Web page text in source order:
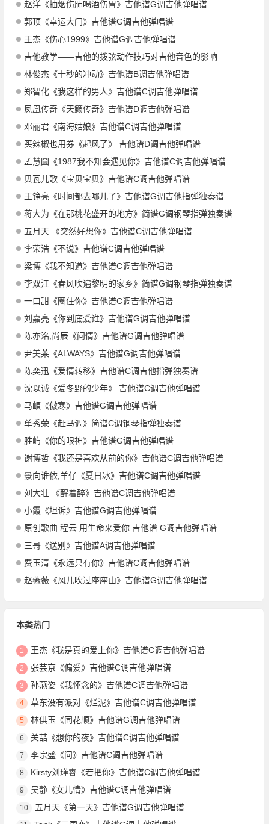
赵洋《抽烟伤肺喝酒伤胃》吉他谱G调吉他弹唱谱
郭顶《幸运大门》吉他谱G调吉他弹唱谱
王杰《伤心1999》吉他谱G调吉他弹唱谱
吉他教学——吉他的拨弦动作技巧对吉他音色的影响
林俊杰《十秒的冲动》吉他谱B调吉他弹唱谱
郑智化《我这样的男人》吉他谱C调吉他弹唱谱
凤凰传奇《天籁传奇》吉他谱D调吉他弹唱谱
邓丽君《南海姑娘》吉他谱C调吉他弹唱谱
买辣椒也用券《起风了》 吉他谱D调吉他弹唱谱
孟慧圆《1987我不知会遇见你》吉他谱C调吉他弹唱谱
贝瓦儿歌《宝贝宝贝》吉他谱C调吉他弹唱谱
王铮亮《时间都去哪儿了》吉他谱G调吉他指弹独奏谱
蒋大为《在那桃花盛开的地方》简谱G调钢琴指弹独奏谱
五月天 《突然好想你》吉他谱C调吉他弹唱谱
李荣浩《不说》吉他谱C调吉他弹唱谱
梁博《我不知道》吉他谱C调吉他弹唱谱
李双江《春风吹遍黎明的家乡》简谱G调钢琴指弹独奏谱
一口甜《圈住你》吉他谱C调吉他弹唱谱
刘嘉亮《你到底爱谁》吉他谱G调吉他弹唱谱
陈亦洺,尚辰《问情》吉他谱G调吉他弹唱谱
尹美莱《ALWAYS》吉他谱G调吉他弹唱谱
陈奕迅《爱情转移》吉他谱C调吉他指弹独奏谱
沈以诚《爱冬野的少年》 吉他谱C调吉他弹唱谱
马頔《傲寒》吉他谱G调吉他弹唱谱
单秀荣《赶马调》简谱C调钢琴指弹独奏谱
胜屿《你的眼神》吉他谱G调吉他弹唱谱
谢博哲《我还是喜欢从前的你》吉他谱C调吉他弹唱谱
景向谁依,羊仔《夏日冰》吉他谱C调吉他弹唱谱
刘大壮 《醒着醉》吉他谱C调吉他弹唱谱
小霞《坦诉》吉他谱G调吉他弹唱谱
原创歌曲 程云 用生命来爱你 吉他谱 G调吉他弹唱谱
三哥《送别》吉他谱A调吉他弹唱谱
费玉清《永远只有你》吉他谱C调吉他弹唱谱
赵薇薇《风儿吹过座座山》吉他谱G调吉他弹唱谱
本类热门
1 王杰《我是真的爱上你》吉他谱C调吉他弹唱谱
2 张芸京《偏爱》吉他谱C调吉他弹唱谱
3 孙燕姿《我怀念的》吉他谱C调吉他弹唱谱
4 草东没有派对《烂泥》吉他谱C调吉他弹唱谱
5 林倛玉《同花顺》吉他谱G调吉他弹唱谱
6 关喆《想你的夜》吉他谱C调吉他弹唱谱
7 李宗盛《问》吉他谱C调吉他弹唱谱
8 Kirsty刘瑾睿《若把你》吉他谱C调吉他弹唱谱
9 吴静《女儿情》吉他谱C调吉他弹唱谱
10 五月天《第一天》吉他谱G调吉他弹唱谱